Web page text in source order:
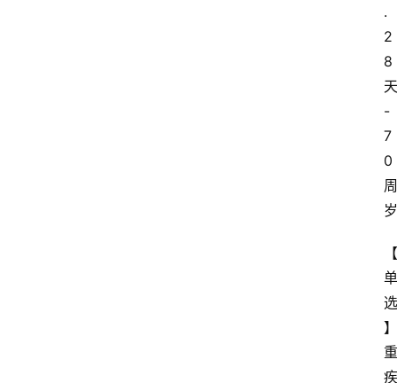
.
2
8
天
-
7
0
周
岁
【
单
选
】
重
疾